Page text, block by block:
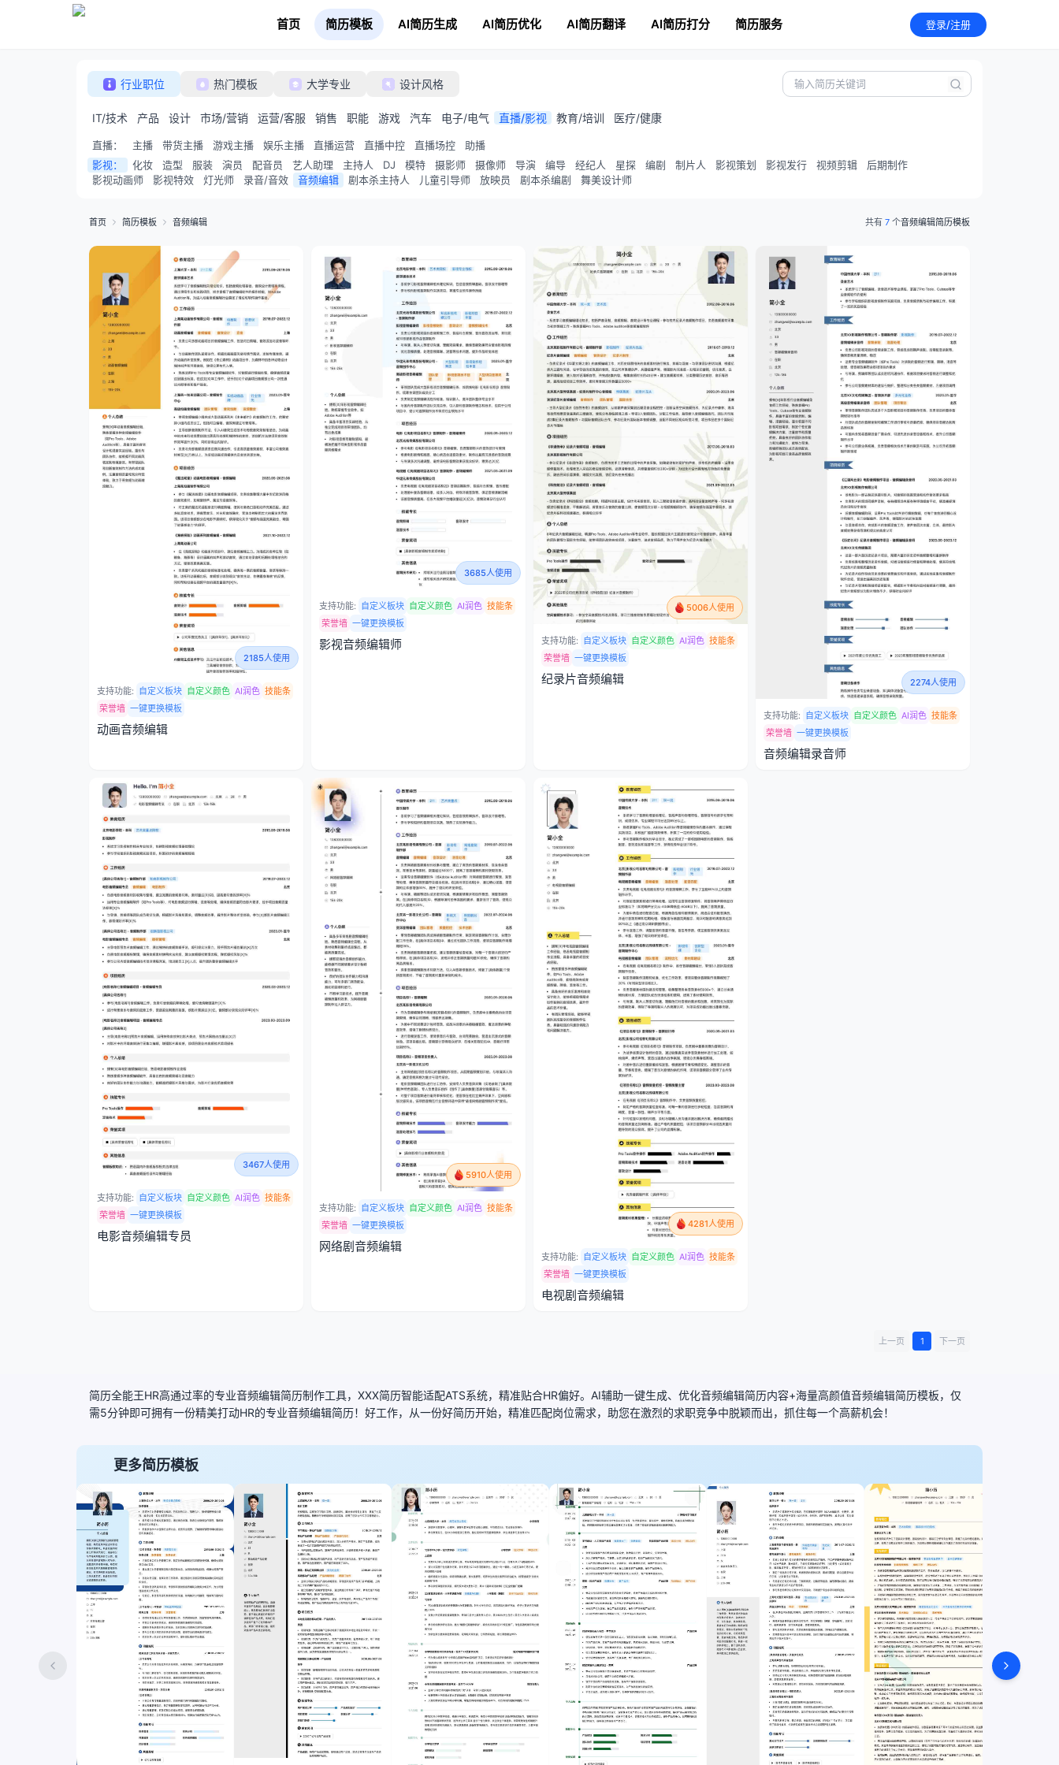
首页 简历模板 AI简历生成 AI简历优化 AI简历翻译 AI简历打分 简历服务 登录/注册
行业职位 热门模板 大学专业 设计风格
IT/技术 产品 设计 市场/营销 运营/客服 销售 职能 游戏 汽车 电子/电气 直播/影视 教育/培训 医疗/健康
直播： 主播 带货主播 游戏主播 娱乐主播 直播运营 直播中控 直播场控
助播
影视： 化妆 造型 服装 演员 配音员 艺人助理 主持人 DJ 模特 摄影师 摄像师 导演 编导 经纪人 星探 编剧 制片人 影视策划 影视发行 视频剪辑
后期制作
影视动画师
影视特效 灯光师 录音/音效 音频编辑 剧本杀主持人 儿童引导师 放映员 剧本杀编剧 舞美设计师
首页 简历模板 音频编辑 共有 7 个音频编辑简历模板
2185人使用
支持功能: 自定义板块 自定义颜色 AI润色 技能条
荣誉墙 一键更换模板
动画音频编辑
3685人使用
支持功能: 自定义板块 自定义颜色 AI润色 技能条
荣誉墙 一键更换模板
影视音频编辑师
5006人使用
支持功能: 自定义板块 自定义颜色 AI润色 技能条
荣誉墙 一键更换模板
纪录片音频编辑 2274人使用
支持功能: 自定义板块 自定义颜色 AI润色 技能条
荣誉墙 一键更换模板
音频编辑录音师
3467人使用
支持功能: 自定义板块 自定义颜色 AI润色 技能条
荣誉墙 一键更换模板
电影音频编辑专员
5910人使用
支持功能: 自定义板块 自定义颜色 AI润色 技能条
荣誉墙 一键更换模板
网络剧音频编辑
4281人使用
支持功能: 自定义板块 自定义颜色 AI润色 技能条
荣誉墙 一键更换模板
电视剧音频编辑
上一页 1 下一页
简历全能王HR高通过率的专业音频编辑简历制作工具，XXX简历智能适配ATS系统，精准贴合HR偏好。AI辅助一键生成、优化音频编辑简历内容+海量高颜值音频编辑简历模板，仅
需5分钟即可拥有一份精美打动HR的专业音频编辑简历！好工作，从一份好简历开始，精准匹配岗位需求，助您在激烈的求职竞争中脱颖而出，抓住每一个高薪机会！
更多简历模板